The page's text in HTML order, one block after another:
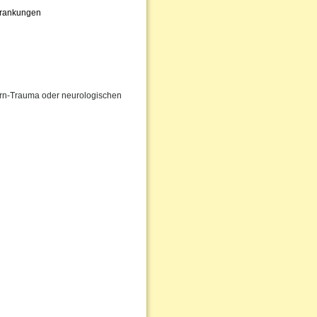
Trauma oder neurologischen